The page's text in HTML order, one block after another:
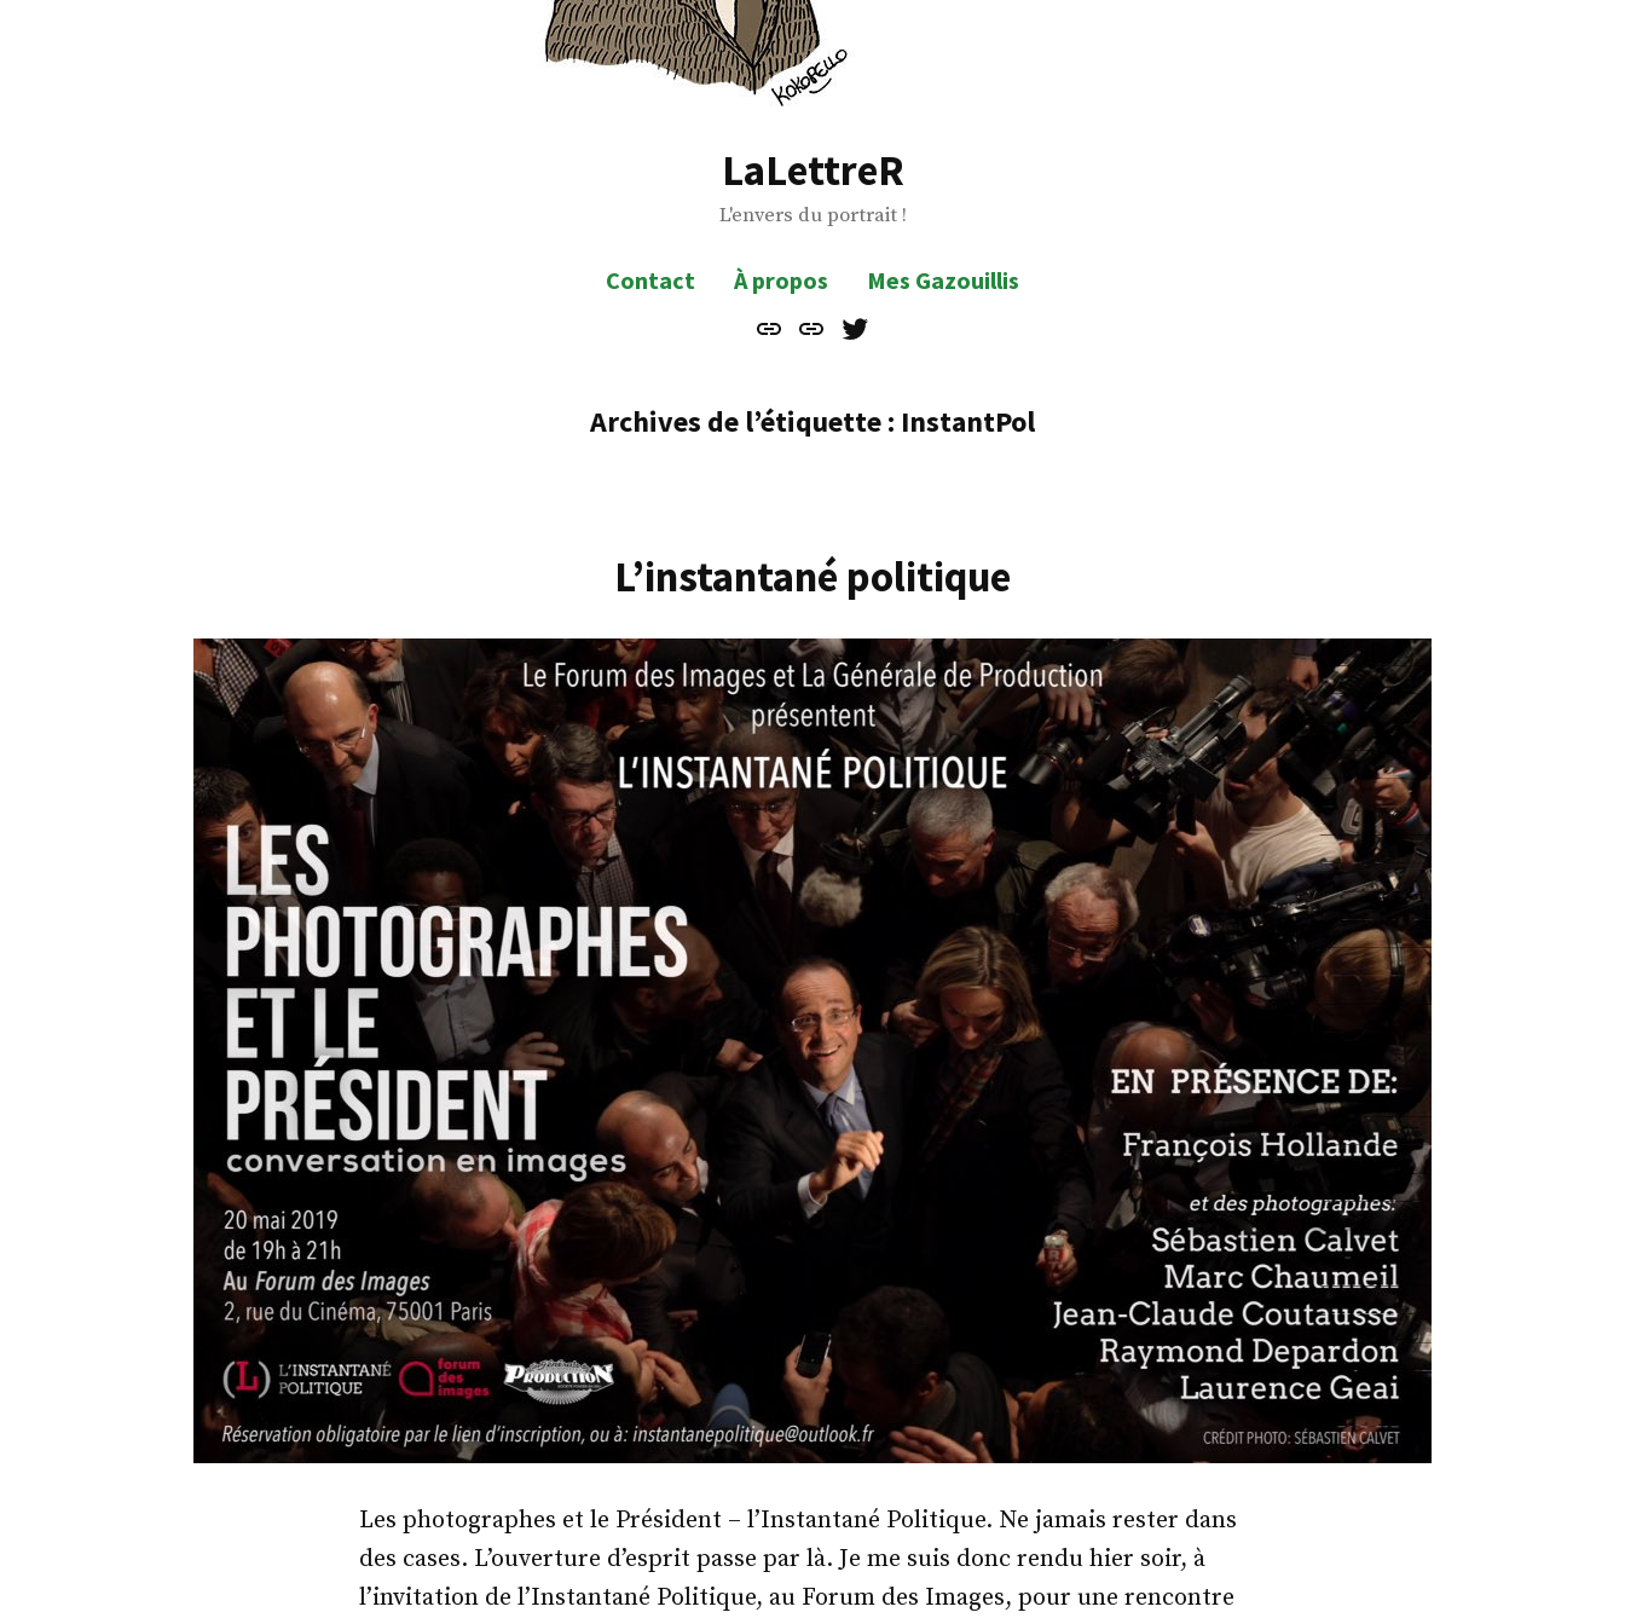
LaLettreR
L'envers du portrait !
Contact À propos
Mes Gazouillis
Contact
À
Mes
Archives de l’étiquette : InstantPol
L’instantané politique
Les photographes et le Président – l’Instantané Politique. Ne jamais rester dans
des cases. L’ouverture d’esprit passe par là. Je me suis donc rendu hier soir, à
l’invitation de l’Instantané Politique, au Forum des Images, pour une rencontre